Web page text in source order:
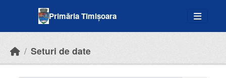
Primăria Timișoara
Seturi de date